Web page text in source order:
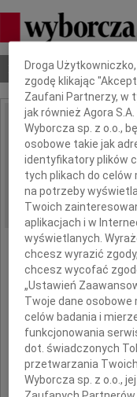
Nekrologi Odeszli
IMIĘ I NAZWISKO:
REGION:
DATA EMISJI:
Dbamy o Twoją
Droga
zgodę klikając
Zaufani Partnerzy, w
jak również Agora
Wyborcza sp. z o.o.,
osobowe takie jak
identyfikatory plików
tych plikach do
na potrzeby
Twoich
aplikacjach i w
wyświetlanych.
chcesz wyrazić
chcesz wycofać
„Ustawień
Twoje dane
celów badania i
funkcjonowania
dot. świadczonych
przetwarzania
Wyborcza sp. z o.o.,